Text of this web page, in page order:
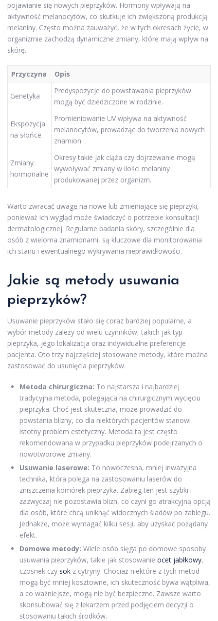
pojawianie się nowych pieprzyków. Hormony wpływają na
aktywność melanocytów, co skutkuje ich zwiększoną produkcją
melaniny. Często można zauważyć, że w tych okresach życie, w
organizmie zachodzą dynamiczne zmiany, które mają wpływ na
skórę.
Przyczyna Opis
Genetyka
Predyspozycje do powstawania pieprzyków
mogą być dziedziczone w rodzinie.
Ekspozycja
na słońce
Promieniowanie UV wpływa na aktywność
melanocytów, prowadząc do tworzenia nowych
znamion.
Zmiany
hormonalne
Okresy takie jak ciąża czy dojrzewanie mogą
wywoływać zmiany w ilości melaniny
produkowanej przez organizm.
Warto zwracać uwagę na nowe lub zmieniające się pieprzyki,
ponieważ ich wygląd może świadczyć o potrzebie konsultacji
dermatologicznej. Regularne badania skóry, szczególnie dla
osób z wieloma znamionami, są kluczowe dla monitorowania
ich stanu i ewentualnego wykrywania nieprawidłowości.
Jakie są metody usuwania
pieprzyków?
Usuwanie pieprzyków stało się coraz bardziej popularne, a
wybór metody zależy od wielu czynników, takich jak typ
pieprzyka, jego lokalizacja oraz indywidualne preferencje
pacjenta. Oto trzy najczęściej stosowane metody, które można
zastosować do usunięcia pieprzyków.
Metoda chirurgiczna: To najstarsza i najbardziej
tradycyjna metoda, polegająca na chirurgicznym wycięciu
pieprzyka. Choć jest skuteczna, może prowadzić do
powstania blizny, co dla niektórych pacjentów stanowi
istotny problem estetyczny. Metoda ta jest często
rekomendowana w przypadku pieprzyków podejrzanych o
nowotworowe zmiany.
Usuwanie laserowe: To nowoczesna, mniej inwazyjna
technika, która polega na zastosowaniu laserów do
zniszczenia komórek pieprzyka. Zabieg ten jest szybki i
zazwyczaj nie pozostawia blizn, co czyni go atrakcyjną opcją
dla osób, które chcą uniknąć widocznych śladów po zabiegu.
Jednakże, może wymagać kilku sesji, aby uzyskać pożądany
efekt.
Domowe metody: Wiele osób sięga po domowe sposoby
usuwania pieprzyków, takie jak stosowanie ocet jabłkowy,
czosnek czy sok z cytryny. Chociaż niektóre z tych metod
mogą być mniej kosztowne, ich skuteczność bywa wątpliwa,
a co ważniejsze, mogą nie być bezpieczne. Zawsze warto
skonsultować się z lekarzem przed podjęciem decyzji o
stosowaniu takich środków.